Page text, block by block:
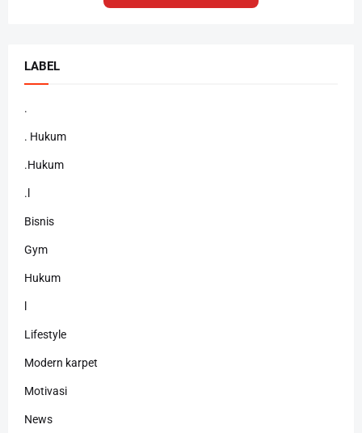
LABEL
.
. Hukum
.Hukum
.l
Bisnis
Gym
Hukum
Lifestyle
Modern karpet
Motivasi
News